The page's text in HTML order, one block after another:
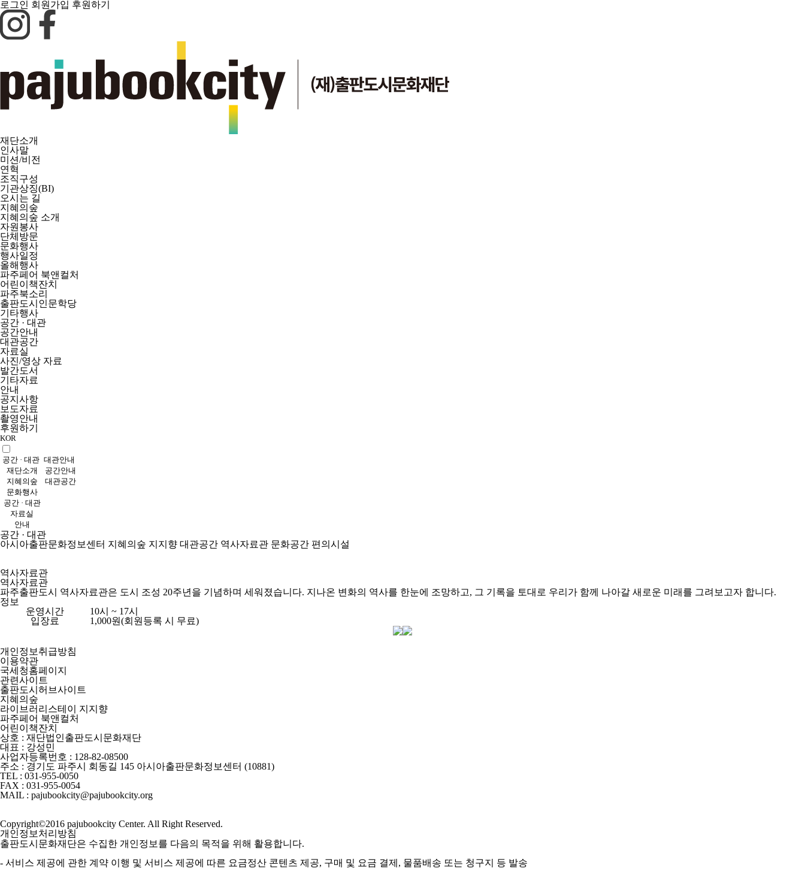
로그인 회원가입 후원하기
재단소개
인사말
미션/비전
연혁
조직구성
기관상징(BI)
오시는 길
지혜의숲
지혜의숲 소개
자원봉사
단체방문
문화행사
행사일정
올해행사
파주페어 북앤컬처
어린이책잔치
파주북소리
출판도시인문학당
기타행사
공간 · 대관
공간안내
대관공간
자료실
사진/영상 자료
발간도서
기타자료
안내
공지사항
보도자료
촬영안내
후원하기
KOR
공간 · 대관
재단소개
지혜의숲
문화행사
공간 · 대관
자료실
안내
대관안내
공간안내
대관공간
공간 · 대관
아시아출판문화정보센터 지혜의숲 지지향 대관공간 역사자료관 문화공간 편의시설
역사자료관
역사자료관
파주출판도시 역사자료관은 도시 조성 20주년을 기념하며 세워졌습니다. 지나온 변화의 역사를 한눈에 조망하고, 그 기록을 토대로 우리가 함께 나아갈 새로운 미래를 그려보고자 합니다.
정보
운영시간
10시 ~ 17시
입장료
1,000원(회원등록 시 무료)
개인정보취급방침
이용약관
국세청홈페이지
관련사이트
출판도시허브사이트
지혜의숲
라이브러리스테이 지지향
파주페어 북앤컬처
어린이책잔치
상호 : 재단법인출판도시문화재단
대표 : 강성민
사업자등록번호 : 128-82-08500
주소 : 경기도 파주시 회동길 145 아시아출판문화정보센터 (10881)
TEL : 031-955-0050
FAX : 031-955-0054
MAIL : pajubookcity@pajubookcity.org
Copyright©2016 pajubookcity Center. All Right Reserved.
개인정보처리방침
출판도시문화재단은 수집한 개인정보를 다음의 목적을 위해 활용합니다.
- 서비스 제공에 관한 계약 이행 및 서비스 제공에 따른 요금정산 콘텐츠 제공, 구매 및 요금 결제, 물품배송 또는 청구지 등 발송